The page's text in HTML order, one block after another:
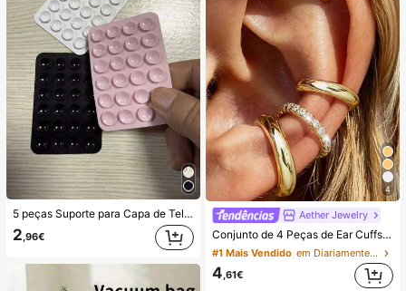
5 peças Suporte para Capa de Telemóvel com Ventosa de Silicone, Suporte de Ventosa para Telemóvel, Suporte Adesivo para Telemóvel, Suporte Adesivo para Telemóvel (Antes de utilizar, limpe cuidadosamente a superfície para garantir que está limpa e plana. Aguarde 30 minutos após colar para utilizar), Essencial
2,96€
4
Aether Jewelry
Conjunto de 4 Peças de Ear Cuffs Minimalistas com Zircónia Cúbica - Podem Ser Sobrepostos, Sem Necessidade de Perfuração, Adequados para Uso Diário no Escritório (Conjunto de 4 Peças, Não 4 Pares), Presente para Ela
#1 Mais Vendido em Diariamente Brincos Femininos
4,61€